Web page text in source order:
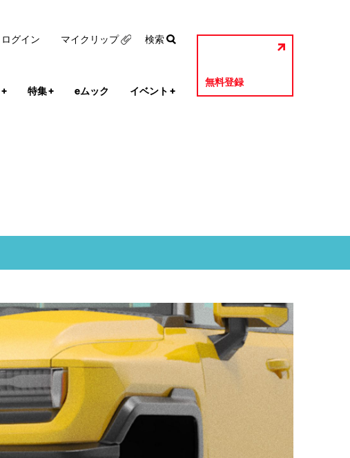
+ 特集+ eムック イベント +
無料登録
ログイン マイクリップ 検索